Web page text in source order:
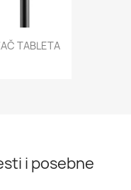
TABLETA
i posebne